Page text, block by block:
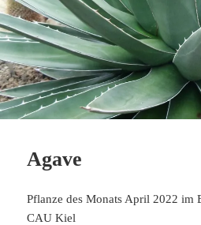
Agave
Pflanze des Monats April 2022 im
CAU Kiel